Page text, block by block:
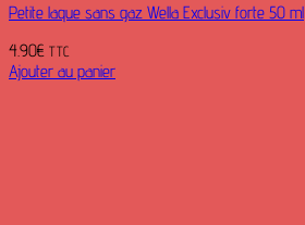
Petite laque sans gaz Wella Exclusiv forte 50 ml
4.90€ TTC
Ajouter au panier